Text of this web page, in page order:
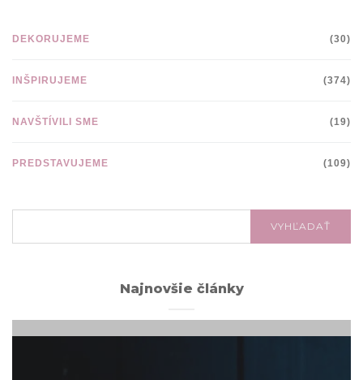
DEKORUJEME (30)
INŠPIRUJEME (374)
NAVŠTÍVILI SME (19)
PREDSTAVUJEME (109)
VYHĽADAŤ
Najnovšie články